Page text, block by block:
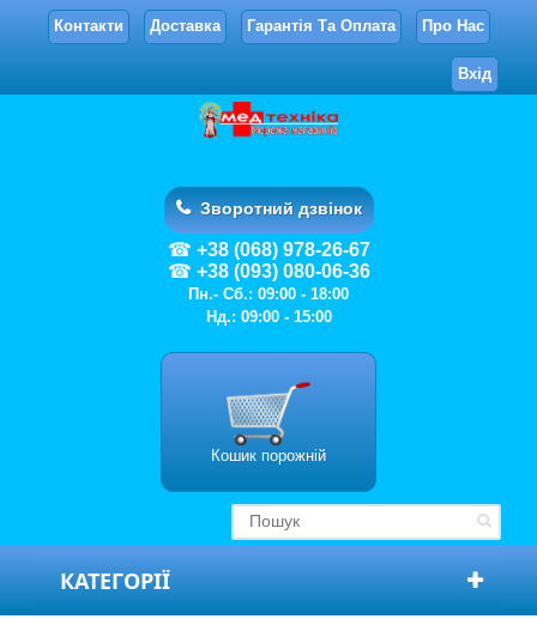
Контакти Доставка Гарантія Та Оплата Про Нас
Вхід
Зворотний дзвінок
+38 (068) 978-26-67
+38 (093) 080-06-36
Пн.- Сб.: 09:00 - 18:00
Нд.: 09:00 - 15:00
Кошик порожній
КАТЕГОРІЇ